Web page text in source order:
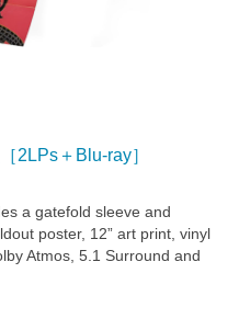
2LPs＋Blu-ray］
a gatefold sleeve and
poster, 12” art print, vinyl
Atmos, 5.1 Surround and